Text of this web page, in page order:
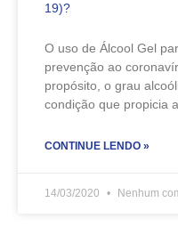
19)?
O uso de Álcool Gel
prevenção ao
propósito, o grau
condição que propicia
CONTINUE LENDO »
14/03/2020 Nenhum